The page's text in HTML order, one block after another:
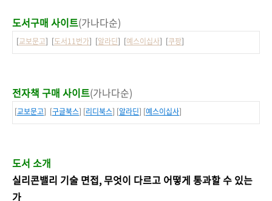
도서구매 사이트(가나다순)
[교보문고] [도서11번가] [알라딘] [예스이십사] [쿠팡]
전자책 구매 사이트(가나다순)
[교보문고] [구글북스] [리디북스] [알라딘] [예스이십사]
도서 소개
실리콘밸리 기술 면접, 무엇이 다르고 어떻게 통과할 수 있는
가